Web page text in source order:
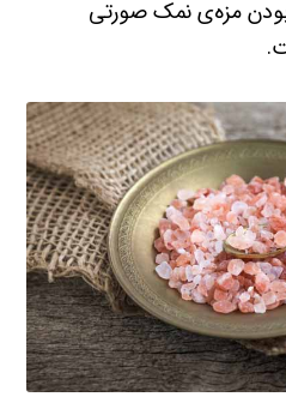
مزه‌ی نمک صورتی